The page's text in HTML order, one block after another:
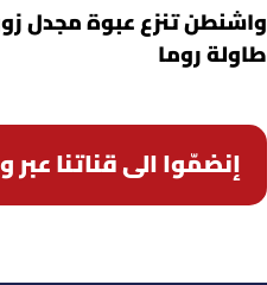
واشنطن تنزع عبوة مجدل
طاولة روما
إنضمّوا الى قناتنا